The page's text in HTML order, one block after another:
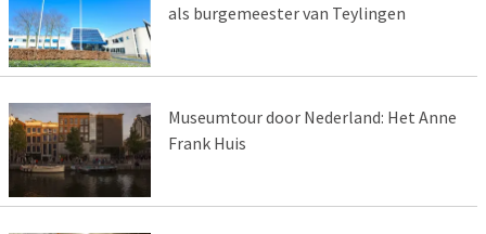
als burgemeester van Teylingen
Museumtour door Nederland: Het Anne
Frank Huis